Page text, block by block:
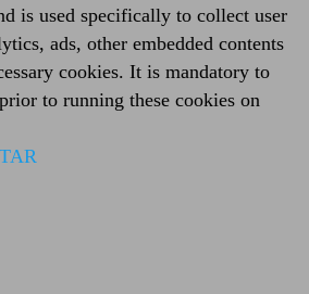
is used specifically to collect user
ads, other embedded contents
cookies. It is mandatory to
to running these cookies on